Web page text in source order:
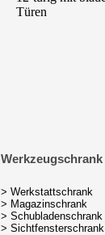
> Werkstattschrank
> Magazinschrank
> Schubladenschrank
> Sichtfensterschrank
Werkzeugschrank